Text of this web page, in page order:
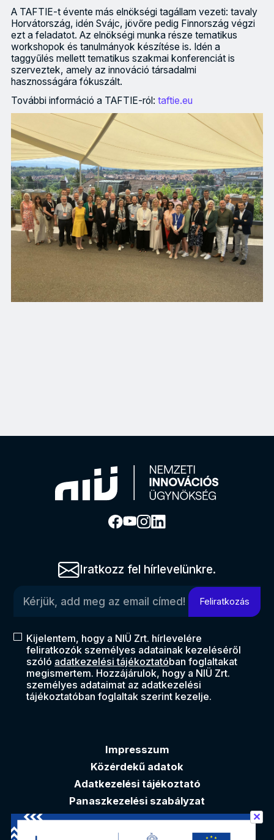
A TAFTIE-t évente más elnökségi tagállam vezeti: tavaly
Horvátország, idén Svájc, jövőre pedig Finnország végzi
ezt a feladatot. Az elnökségi munka része tematikus
workshopok és tanulmányok készítése is. Idén a
taggyűlés mellett tematikus szakmai konferenciát is
szerveztek, amely az innováció társadalmi
hasznosságára fókuszált.
További információ a TAFTIE-ról: taftie.eu
Iratkozz fel hírlevelünkre.
Feliratkozás
Kijelentem, hogy a NIÜ Zrt. hírlevelére
feliratkozók személyes adatainak kezeléséről
szóló adatkezelési tájékoztatóban foglaltakat
megismertem. Hozzájárulok, hogy a NIÜ Zrt.
személyes adataimat az adatkezelési
tájékoztatóban foglaltak szerint kezelje.
Impresszum
Közérdekű adatok
Adatkezelési tájékoztató
Panaszkezelési szabályzat
Akadálymentesítési nyilatkozat
✕